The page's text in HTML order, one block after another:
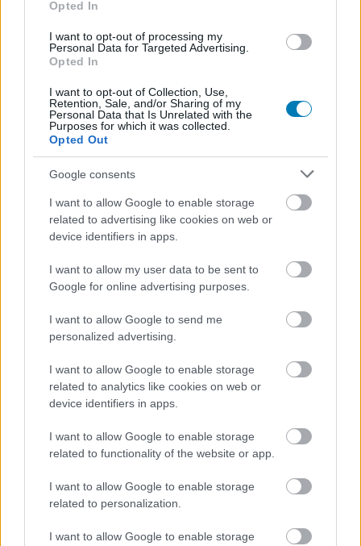
Opted In
I want to opt-out of processing my
Personal Data for Targeted Advertising.
Opted In
I want to opt-out of Collection, Use,
Retention, Sale, and/or Sharing of my
Personal Data that Is Unrelated with the
Purposes for which it was collected.
Opted Out
Google consents
I want to allow Google to enable storage
related to advertising like cookies on web or
device identifiers in apps.
I want to allow my user data to be sent to
Google for online advertising purposes.
I want to allow Google to send me
personalized advertising.
I want to allow Google to enable storage
related to analytics like cookies on web or
device identifiers in apps.
I want to allow Google to enable storage
related to functionality of the website or app.
I want to allow Google to enable storage
related to personalization.
I want to allow Google to enable storage
- 960 000
Fontos megjegyezni, hogy a listán szereplő játékok nem
ugyan annyi időt töltöttek a piacon. Az összevetés nem
mindig fair, mert bár például a Sonic Frontiers majd' 3
millióval kevesebbet hozott a konyhára, mint a Persona
5, az fele annyi időt is töltött a piacon. A kiadónak nincs
oka szégyenkeznie egyik széria kapcsán sem, de az
biztos, hogy a PR-os csapat nem fog örömében tapsolni
A GS már a TikTokon is vár
Hírek, érdekességek, tippek, ajánlók, unboxing,
hardveres videók, minden, ami 1-2 percbe belefér.
Nagyszabású finálé: A Smash by Meló-Diák
strandröplabda sorozat utolsó fordulója
Balatonalmádiban! (X)
Balatonalmádiban zárul a Smash by Meló-Diák nyári
sorozata.